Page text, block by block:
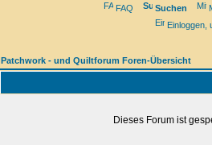
FAQ Suchen
Einloggen,
Patchwork - und Quiltforum Foren-Übersicht
Dieses Forum ist